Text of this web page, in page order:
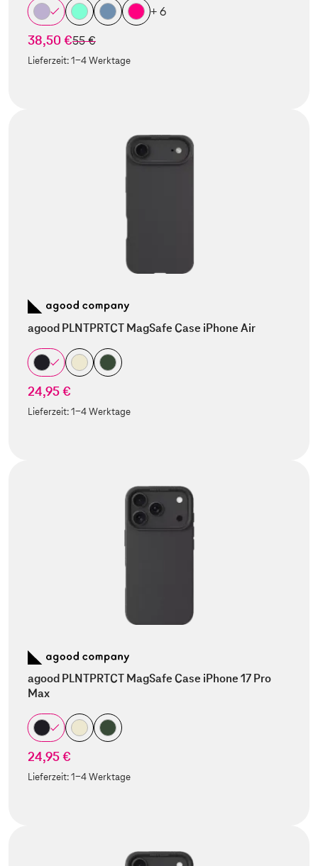
+ 6
38,50 €statt
55 €
Lieferzeit:1-4 Werktage
agood PLNTPRTCT MagSafe Case iPhone Air
24,95 €
Lieferzeit:1-4 Werktage
agood PLNTPRTCT MagSafe Case iPhone 17 Pro
Max
24,95 €
Lieferzeit:1-4 Werktage